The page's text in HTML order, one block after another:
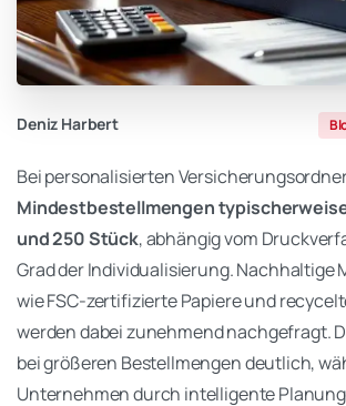
Deniz Harbert
Bei personalisierten
Mindestbestellmengen
und 250 Stück, abhängig vom
Grad der Individualisierung. Nachhaltige
wie FSC-zertifizierte Papiere und
werden dabei zunehmend nachgefragt.
bei größeren Bestellmengen deutlich,
Unternehmen durch intelligente